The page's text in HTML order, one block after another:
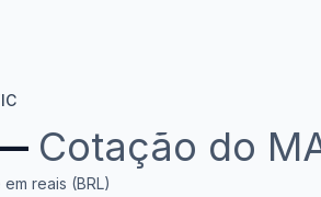
Cotação do
reais (BRL)